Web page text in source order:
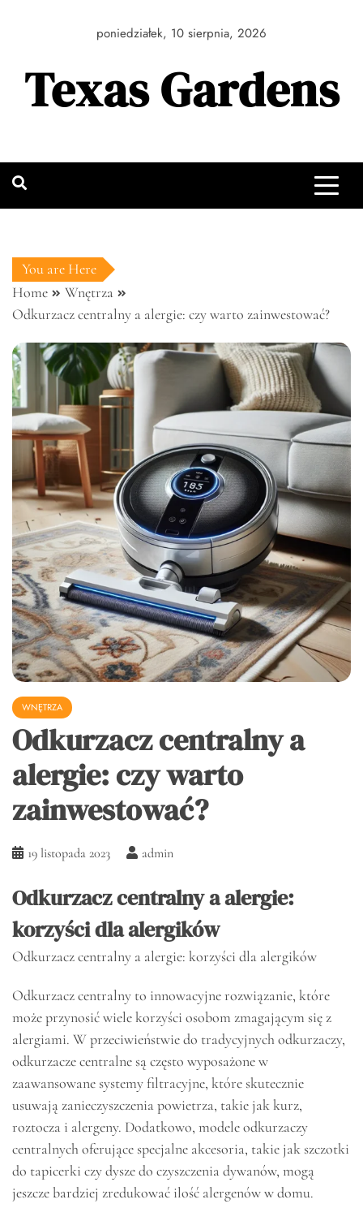
poniedziałek, 10 sierpnia, 2026
Texas Gardens
You are Here
Home
Wnętrza
Odkurzacz centralny a alergie: czy warto zainwestować?
WNĘTRZA
Odkurzacz centralny a
alergie: czy warto
zainwestować?
19 listopada 2023 admin
Odkurzacz centralny a alergie:
korzyści dla alergików
Odkurzacz centralny a alergie: korzyści dla alergików
Odkurzacz centralny to innowacyjne rozwiązanie, które
może przynosić wiele korzyści osobom zmagającym się z
alergiami. W przeciwieństwie do tradycyjnych odkurzaczy,
odkurzacze centralne są często wyposażone w
zaawansowane systemy filtracyjne, które skutecznie
usuwają zanieczyszczenia powietrza, takie jak kurz,
roztocza i alergeny. Dodatkowo, modele odkurzaczy
centralnych oferujące specjalne akcesoria, takie jak szczotki
do tapicerki czy dysze do czyszczenia dywanów, mogą
jeszcze bardziej zredukować ilość alergenów w domu.